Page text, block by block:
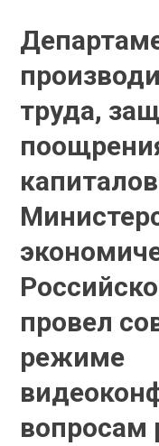
труда,
провел
режиме
вопросам